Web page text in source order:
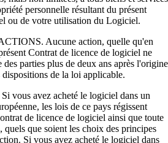
personnelle résultant du présent
ou de votre utilisation du Logiciel.
Aucune action, quelle qu'en
Contrat de licence de logiciel ne
des parties plus de deux ans après l'origine
de la loi applicable.
avez acheté le logiciel dans un
les lois de ce pays régissent
de licence de logiciel ainsi que toute
que soient les choix des principes
Si vous avez acheté le logiciel dans